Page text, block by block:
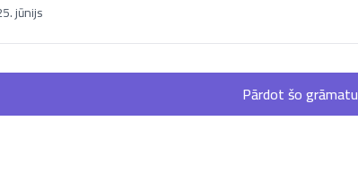
jūnijs
Pārdot šo grāmatu